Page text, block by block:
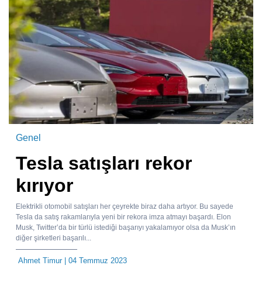
Genel
Tesla satışları rekor
kırıyor
Elektrikli otomobil satışları her çeyrekte biraz daha artıyor. Bu sayede
Tesla da satış rakamlarıyla yeni bir rekora imza atmayı başardı. Elon
Musk, Twitter’da bir türlü istediği başarıyı yakalamıyor olsa da Musk’ın
diğer şirketleri başarılı...
Ahmet Timur| 04 Temmuz 2023